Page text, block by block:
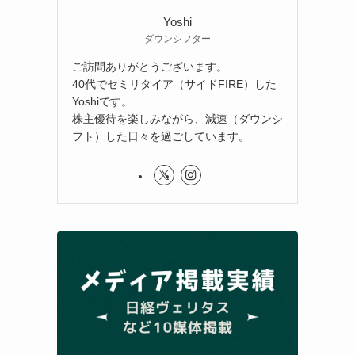
Yoshi
ダウンシフター
ご訪問ありがとうございます。
40代でセミリタイア（サイドFIRE）した
Yoshiです。
株主優待を楽しみながら、減速（ダウンシ
フト）した日々を過ごしています。